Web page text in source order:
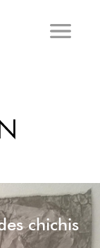
chichis